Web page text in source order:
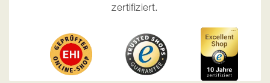
zertifiziert.